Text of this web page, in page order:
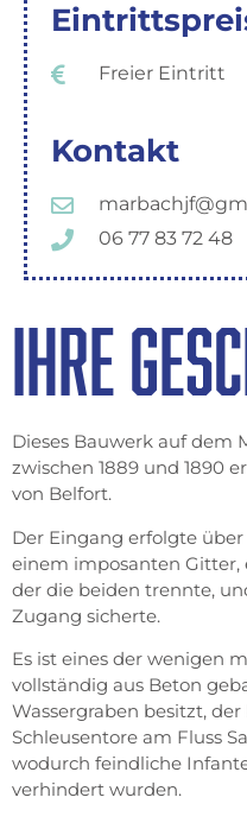
Freier Eintritt
Kontakt
06 77 83 72 48
IHRE
Dieses Bauwerk auf dem
zwischen 1889 und 1890
von Belfort.
Der Eingang erfolgte
einem imposanten
der die beiden trennte,
Zugang sicherte.
Es ist eines der wenigen
vollständig aus Beton
Wassergraben besitzt,
Schleusentore am Fluss
wodurch feindliche
verhindert wurden.